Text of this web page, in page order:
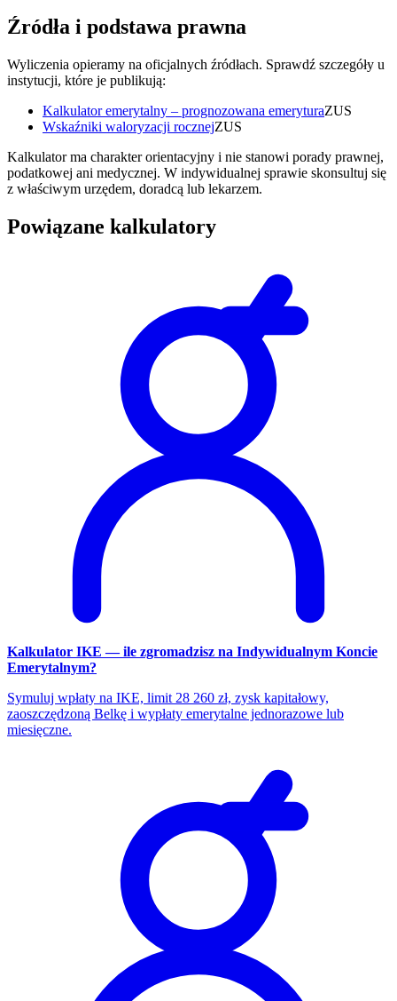
Źródła i podstawa prawna
Wyliczenia opieramy na oficjalnych źródłach. Sprawdź szczegóły u
instytucji, które je publikują:
Kalkulator emerytalny – prognozowana emeryturaZUS
Wskaźniki waloryzacji rocznejZUS
Kalkulator ma charakter orientacyjny i nie stanowi porady prawnej,
podatkowej ani medycznej. W indywidualnej sprawie skonsultuj się
z właściwym urzędem, doradcą lub lekarzem.
Powiązane kalkulatory
Kalkulator IKE — ile zgromadzisz na Indywidualnym Koncie
Emerytalnym?
Symuluj wpłaty na IKE, limit 28 260 zł, zysk kapitałowy,
zaoszczędzoną Belkę i wypłaty emerytalne jednorazowe lub
miesięczne.